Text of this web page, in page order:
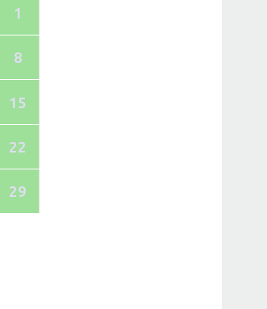
1
8
15
22
29